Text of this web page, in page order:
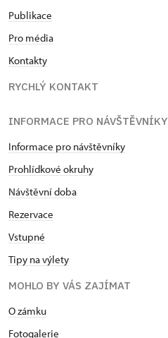
Publikace
Pro média
Kontakty
RYCHLÝ KONTAKT
INFORMACE PRO NÁVŠTĚVNÍKY
Informace pro návštěvníky
Prohlídkové okruhy
Návštěvní doba
Rezervace
Vstupné
Tipy na výlety
MOHLO BY VÁS ZAJÍMAT
O zámku
Fotogalerie